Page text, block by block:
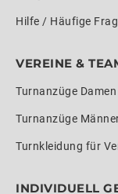
Hilfe / Häufige
VEREINE &
Turnanzüge
Turnanzüge
Turnkleidung für
INDIVIDUELL